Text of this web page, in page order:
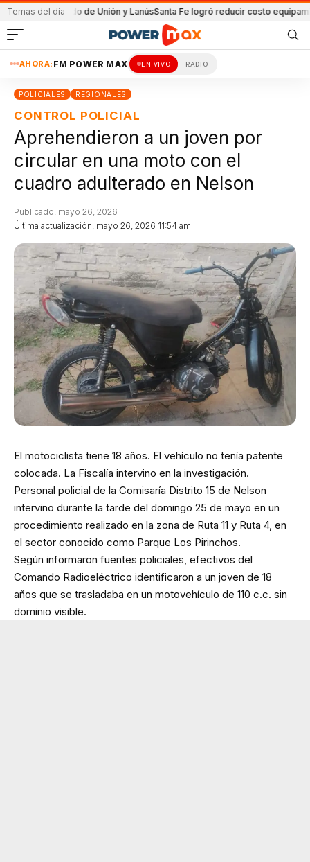
Temas del día
el partido de Unión y LanúsSanta Fe logró reducir costo equipamiento
AHORA: FM POWER MAX EN VIVO RADIO
POLICIALES REGIONALES
CONTROL POLICIAL
Aprehendieron a un joven por
circular en una moto con el
cuadro adulterado en Nelson
Última actualización: mayo 26, 2026 11:54 am
Publicado: mayo 26, 2026
El motociclista tiene 18 años. El vehículo no tenía patente
colocada. La Fiscalía intervino en la investigación.
Personal policial de la Comisaría Distrito 15 de Nelson
intervino durante la tarde del domingo 25 de mayo en un
procedimiento realizado en la zona de Ruta 11 y Ruta 4, en
el sector conocido como Parque Los Pirinchos.
Según informaron fuentes policiales, efectivos del
Comando Radioeléctrico identificaron a un joven de 18
años que se trasladaba en un motovehículo de 110 c.c. sin
dominio visible.